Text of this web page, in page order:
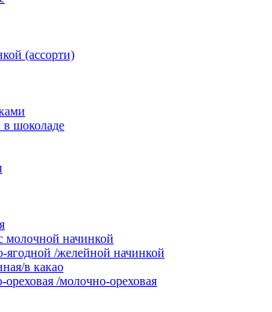
(ассорти)
шоколаде
молочной начинкой
ягодной /желейной начинкой
в какао
/молочно-ореховая